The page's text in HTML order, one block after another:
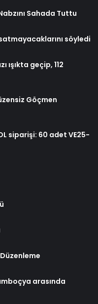
Sahada Tuttu
söyledi
ışıkta geçip, 112
Göçmen
siparişi: 60 adet VE25-
arasında